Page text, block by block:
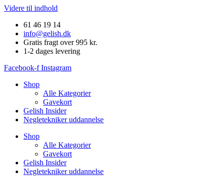
Videre til indhold
61 46 19 14
info@gelish.dk
Gratis fragt over 995 kr.
1-2 dages levering
Facebook-f Instagram
Shop
Alle Kategorier
Gavekort
Gelish Insider
Negletekniker uddannelse
Shop
Alle Kategorier
Gavekort
Gelish Insider
Negletekniker uddannelse